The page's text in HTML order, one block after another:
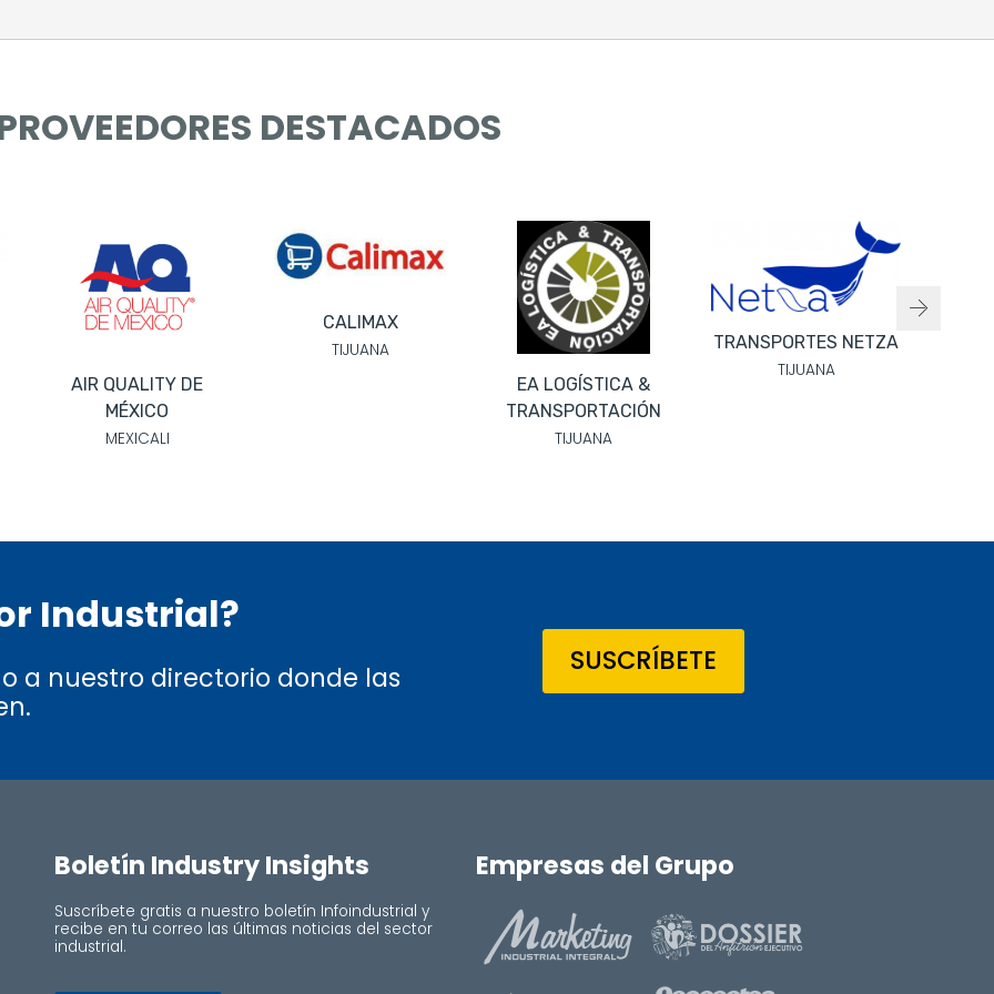
DESTACADOS
CALIMAX
TRANSPORTES NETZA
CALIMAX
TRANSPORTES NETZA
RIVERLINE ERGONOMIC
TIJUANA
Next
Industrial?
a nuestro directorio donde las
SUSCRÍBETE
Boletín Industry Insights
Suscríbete gratis a nuestro boletín Infoindustrial y
recibe en tu correo las últimas noticias del sector
industrial.
Empresas del Grupo